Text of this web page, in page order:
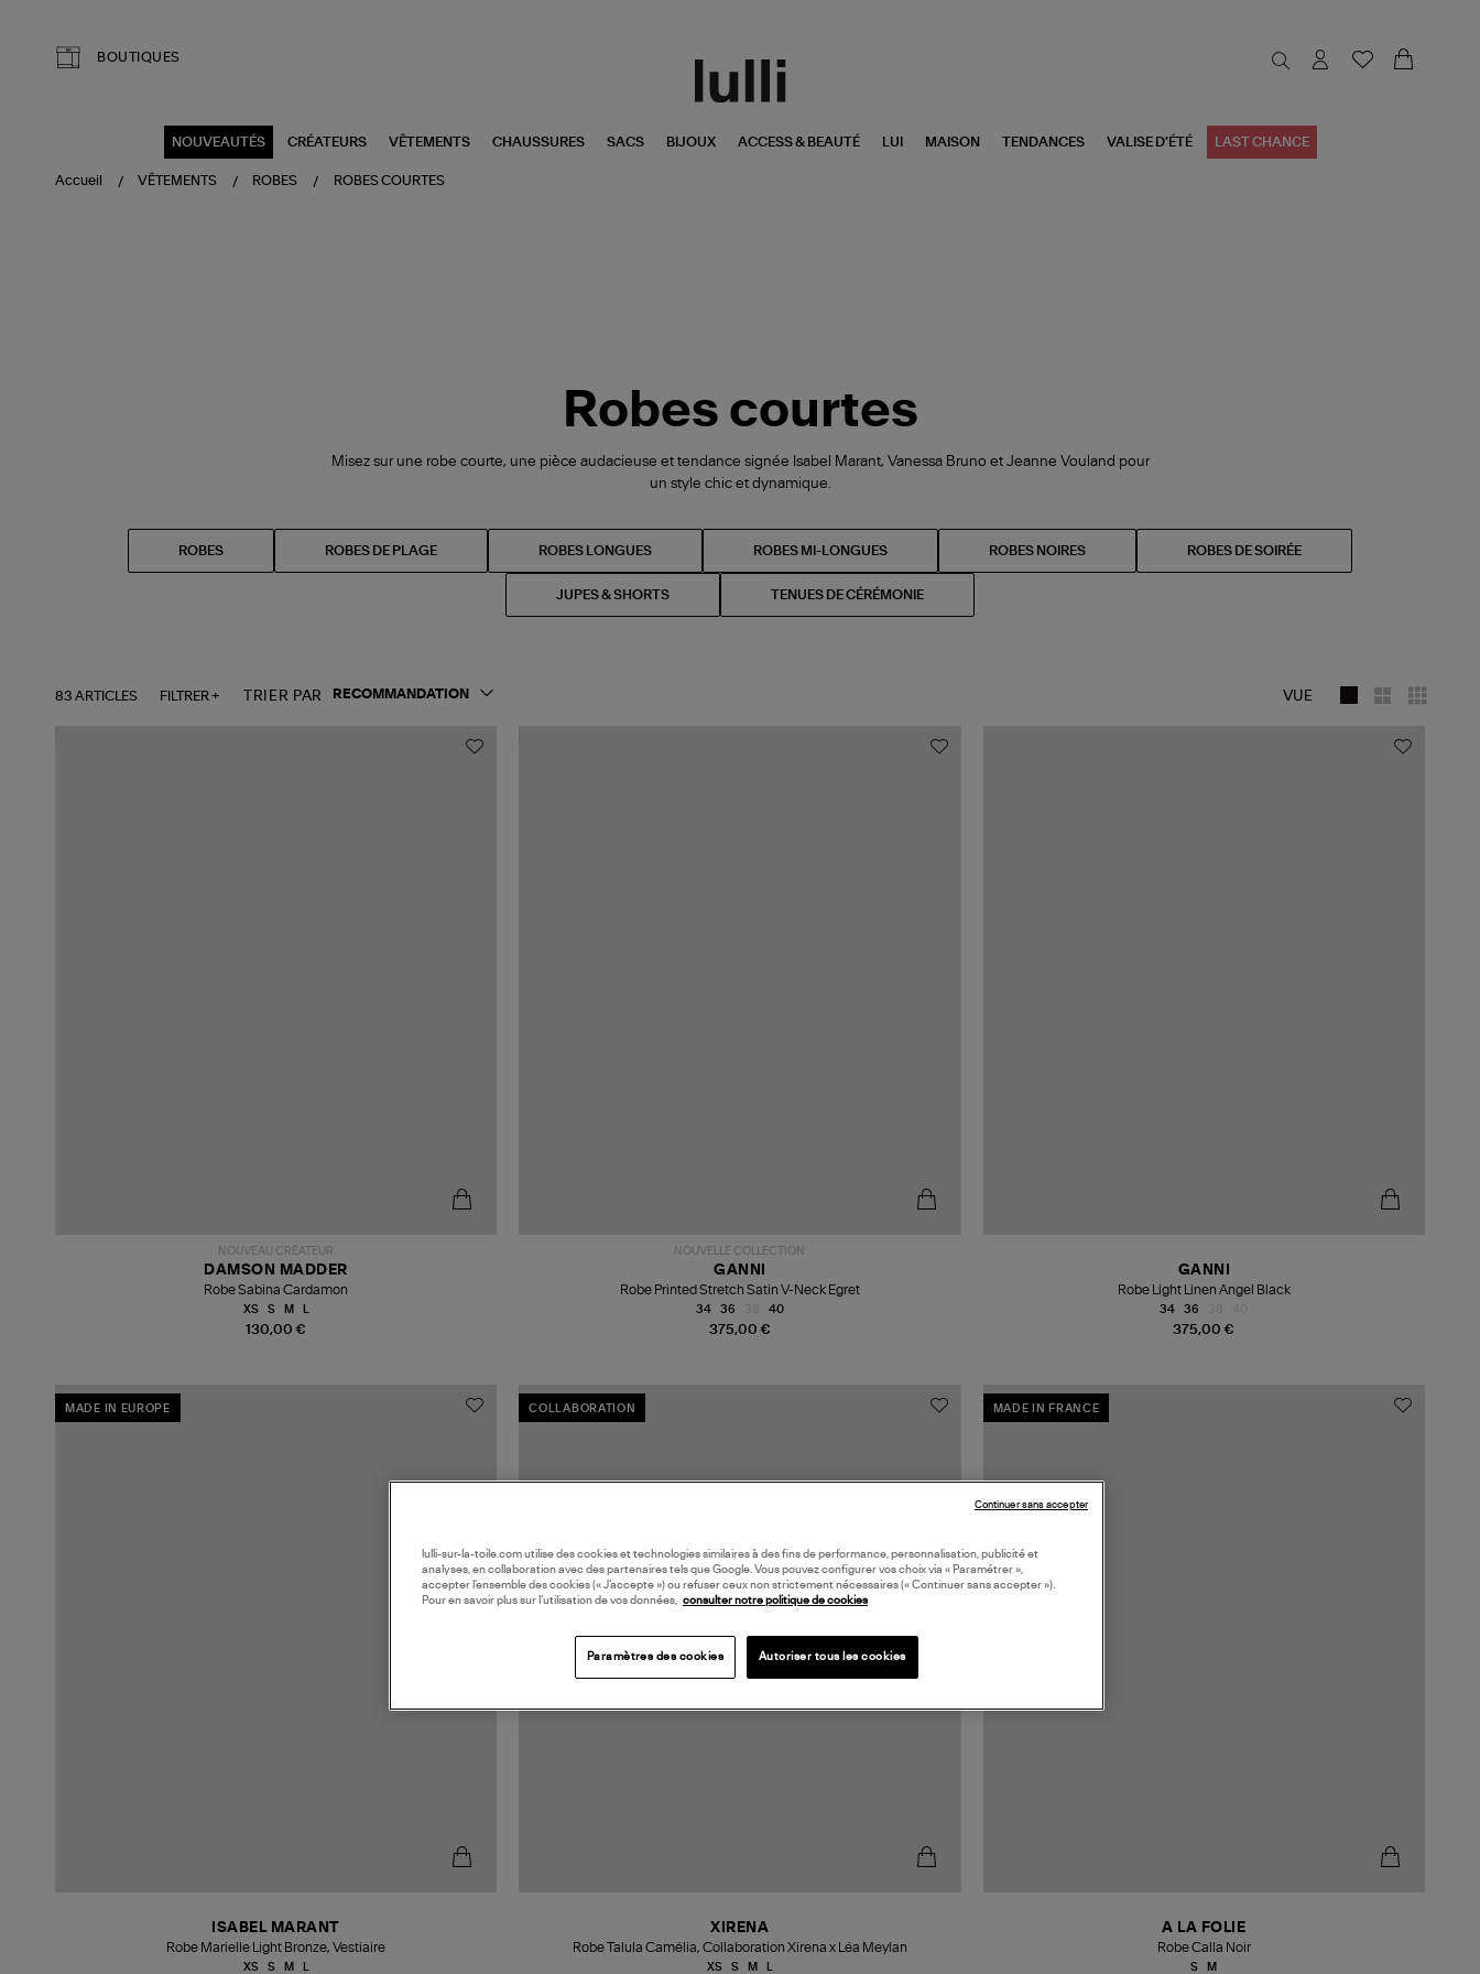
BOUTIQUES
NOUVEAUTÉS CRÉATEURS VÊTEMENTS CHAUSSURES SACS BIJOUX ACCESS & BEAUTÉ LUI MAISON TENDANCES VALISE D'ÉTÉ LAST CHANCE
Accueil VÊTEMENTS ROBES ROBES COURTES
Robes courtes
Misez sur une robe courte, une pièce audacieuse et tendance signée Isabel Marant, Vanessa Bruno et Jeanne Vouland pour
un style chic et dynamique.
ROBES ROBES DE PLAGE ROBES LONGUES ROBES MI-LONGUES ROBES NOIRES ROBES DE SOIRÉE
JUPES & SHORTS TENUES DE CÉRÉMONIE
83 ARTICLES FILTRER + TRIER PAR VUE
NOUVEAU CRÉATEUR
130,00 €
DAMSON MADDER
Robe Sabina Cardamon
XS S M
NOUVELLE COLLECTION
375,00 €
GANNI
Robe Printed Stretch Satin V-Neck Egret
34 36 40
375,00 €
GANNI
Robe Light Linen Angel Black
34 36
MADE IN EUROPE
ISABEL MARANT
Robe Marielle Light Bronze, Vestiaire
XS S M L
COLLABORATION
XIRENA
Robe Talula Camélia, Collaboration Xirena x Léa Meylan
XS S M L
MADE IN FRANCE
A LA FOLIE
Robe Calla Noir
S M
lulli-sur-la-toile.com utilise des cookies et technologies similaires à des fins de performance, personnalisation, publicité et
analyses, en collaboration avec des partenaires tels que Google. Vous pouvez configurer vos choix via « Paramétrer »,
accepter l’ensemble des cookies (« J’accepte ») ou refuser ceux non strictement nécessaires (« Continuer sans accepter »).
Pour en savoir plus sur l’utilisation de vos données, consulter notre politique de cookies
Paramètres des cookies Autoriser tous les cookies
Continuer sans accepter